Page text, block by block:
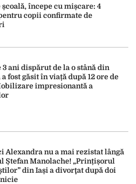
începe cu mișcare: 4
copii confirmate de
3 ani dispărut de la o stână din
fost găsit în viață după 12 ore de
impresionantă a
Alexandra nu a mai rezistat lângă
Ștefan Manolache! „Prințișorul
din Iași a divorţat după doi